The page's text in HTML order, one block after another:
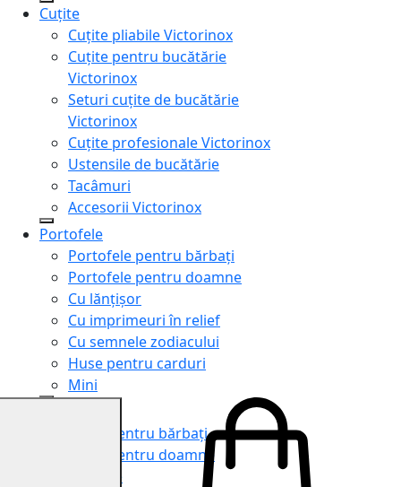
Cuțite
Cuțite pliabile Victorinox
Cuțite pentru bucătărie
Victorinox
Seturi cuțite de bucătărie
Victorinox
Cuțite profesionale Victorinox
Ustensile de bucătărie
Tacâmuri
Accesorii Victorinox
Portofele
Portofele pentru bărbați
Portofele pentru doamne
Cu lănțișor
Cu imprimeuri în relief
Cu semnele zodiacului
Huse pentru carduri
Mini
Genți pentru bărbați
Genți pentru doamne
Serviete